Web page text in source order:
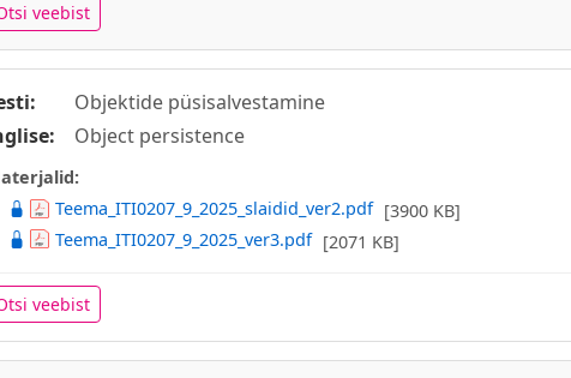
veebist
Objektide püsisalvestamine
Object persistence
Teema_ITI0207_9_2025_slaidid_ver2.pdf [3900 KB]
Teema_ITI0207_9_2025_ver3.pdf [2071 KB]
veebist